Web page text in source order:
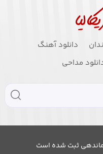
دانلود آهنگ
مداحی
ثبت شده است